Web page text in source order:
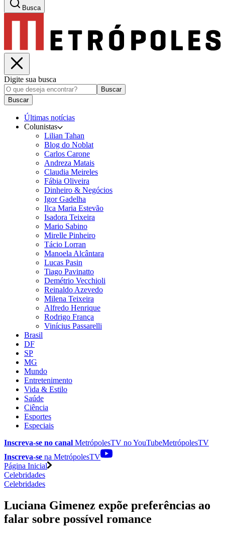
Busca
Digite sua busca
Buscar
Buscar
Últimas notícias
Colunistas
Lilian Tahan
Blog do Noblat
Carlos Carone
Andreza Matais
Claudia Meireles
Fábia Oliveira
Dinheiro & Negócios
Igor Gadelha
Ilca Maria Estevão
Isadora Teixeira
Mario Sabino
Mirelle Pinheiro
Tácio Lorran
Manoela Alcântara
Lucas Pasin
Tiago Pavinatto
Demétrio Vecchioli
Reinaldo Azevedo
Milena Teixeira
Alfredo Henrique
Rodrigo França
Vinícius Passarelli
Brasil
DF
SP
MG
Mundo
Entretenimento
Vida & Estilo
Saúde
Ciência
Esportes
Especiais
Inscreva-se no canal MetrópolesTV noYouTubeMetrópolesTV
Inscreva-se na MetrópolesTV
Página Inicial
Celebridades
Celebridades
Luciana Gimenez expõe preferências ao
falar sobre possível romance